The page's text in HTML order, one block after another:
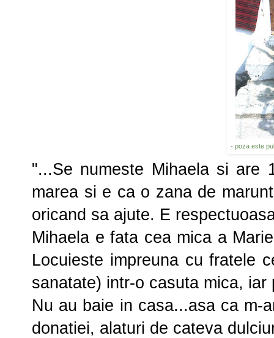
- poza este
"...Se numeste Mihaela si are
marea si e ca o zana de
oricand sa ajute. E
Mihaela e fata cea mica a
Locuieste impreuna cu fratele
sanatate) intr-o casuta mica,
Nu au baie in casa...asa ca m-
donatiei, alaturi de cateva